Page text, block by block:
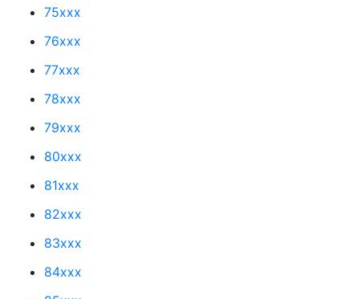
75xxx
76xxx
77xxx
78xxx
79xxx
80xxx
81xxx
82xxx
83xxx
84xxx